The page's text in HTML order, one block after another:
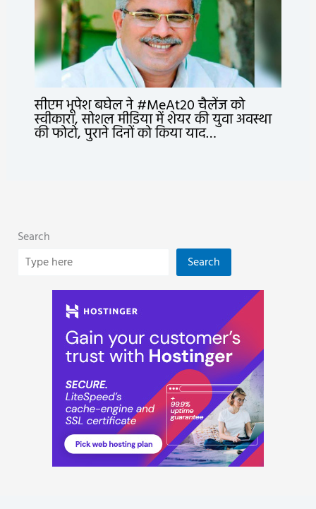
सीएम भूपेश बघेल ने #MeAt20 चैलेंज को
स्वीकारा, सोशल मीडिया में शेयर की युवा अवस्था
की फोटो, पुराने दिनों को किया याद…
Search
Search